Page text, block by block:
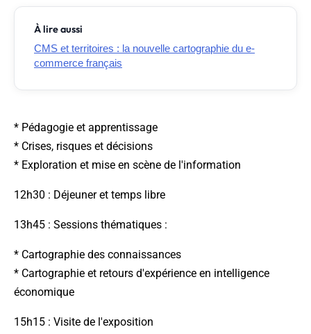
À lire aussi
CMS et territoires : la nouvelle cartographie du e-
commerce français
* Pédagogie et apprentissage
* Crises, risques et décisions
* Exploration et mise en scène de l'information
12h30 : Déjeuner et temps libre
13h45 : Sessions thématiques :
* Cartographie des connaissances
* Cartographie et retours d'expérience en intelligence
économique
15h15 : Visite de l'exposition